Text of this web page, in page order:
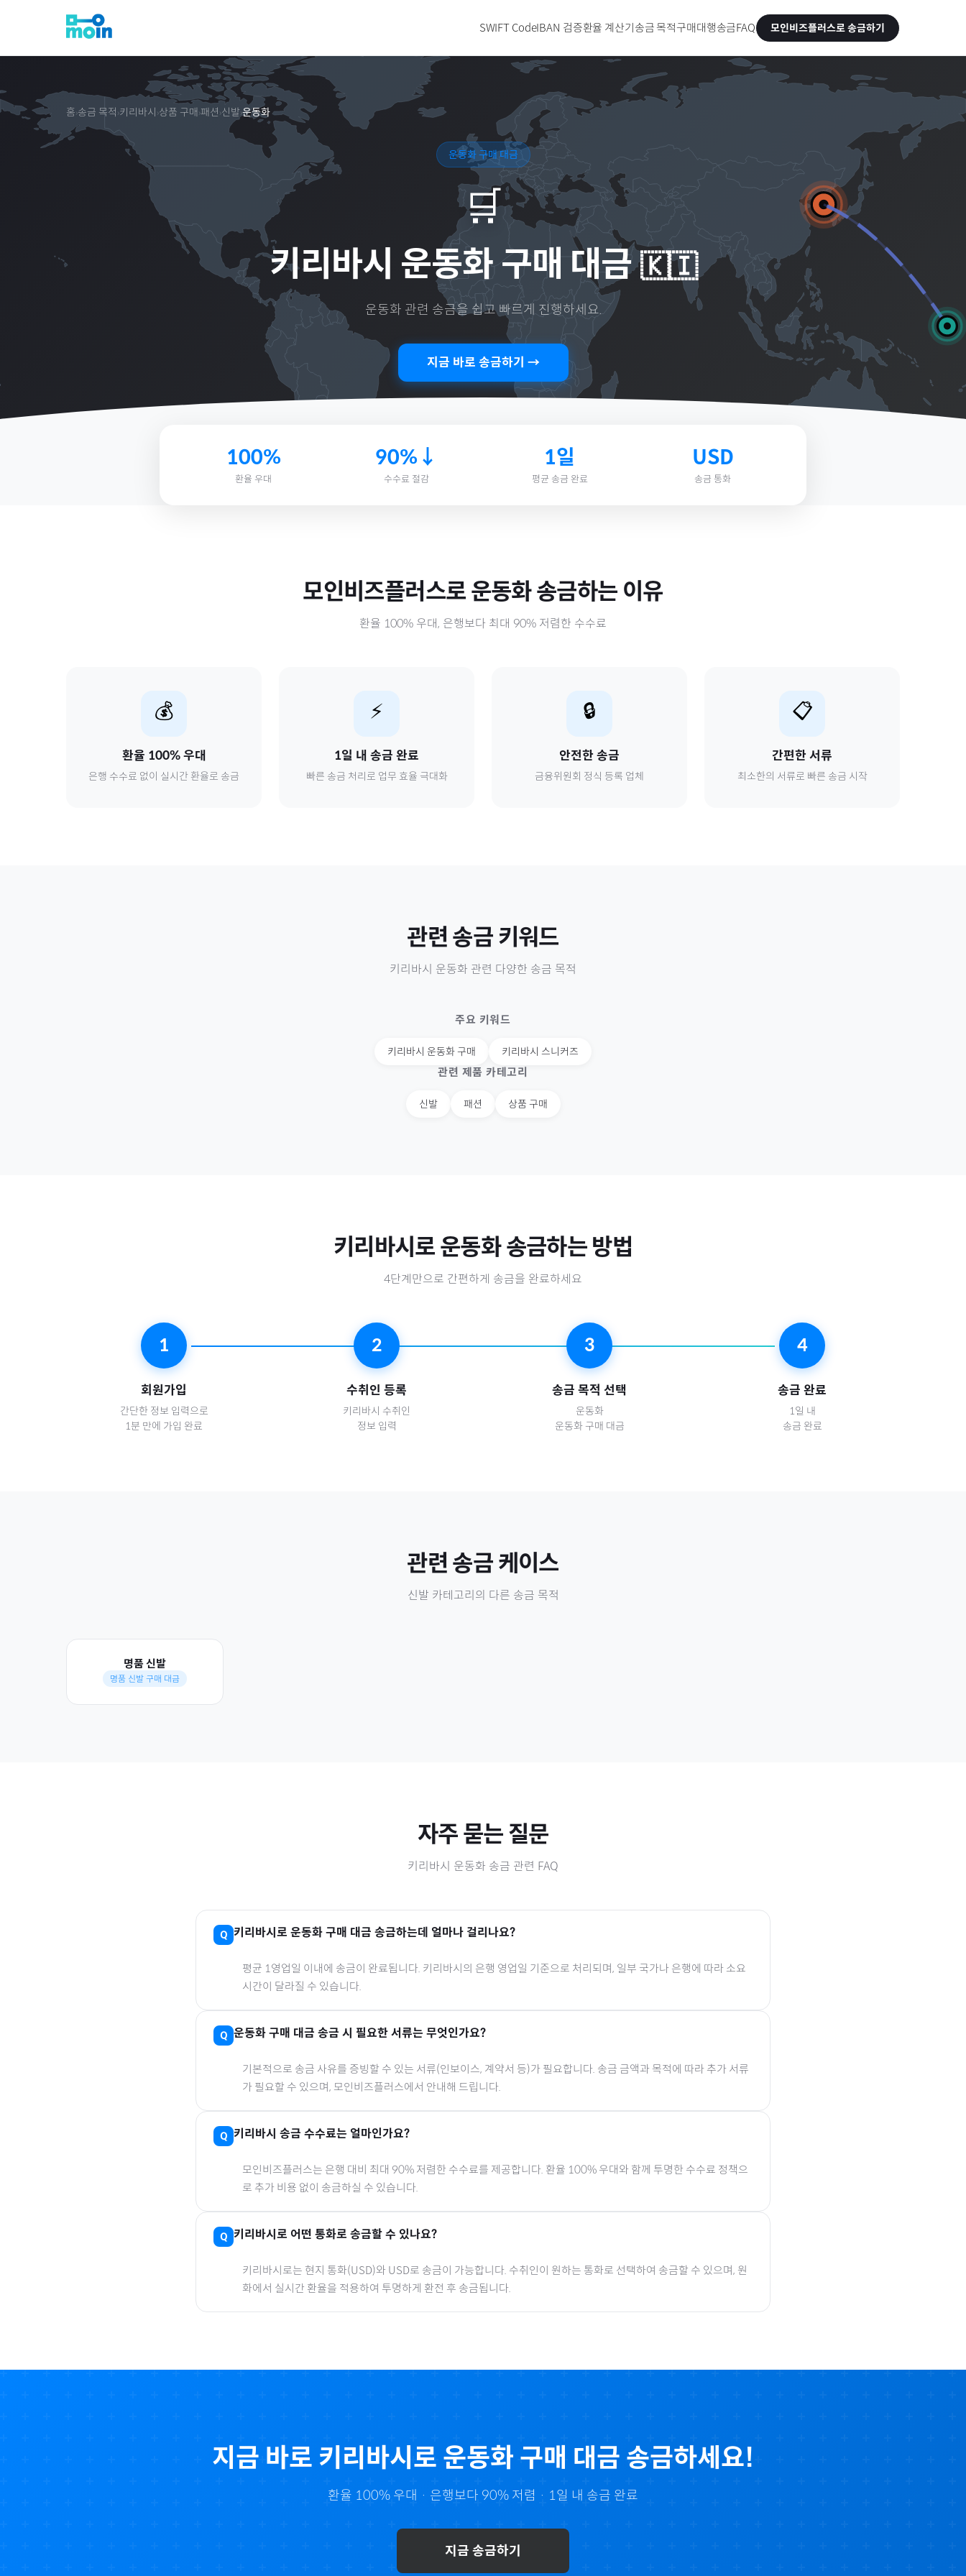
SWIFT CodeIBAN 검증환율 계산기송금 목적구매대행송금FAQ 모인비즈플러스로 송금하기
홈›송금 목적 ›키리바시 ›상품 구매 ›패션 ›신발›운동화
운동화 구매 대금
🛒
키리바시 운동화 구매 대금 🇰🇮
운동화 관련 송금을 쉽고 빠르게 진행하세요.
지금 바로 송금하기 →
100%
환율 우대
90%↓
수수료 절감
1일
평균 송금 완료
USD
송금 통화
모인비즈플러스로 운동화송금하는 이유
환율 100% 우대, 은행보다 최대 90% 저렴한 수수료
💰
환율 100% 우대
은행 수수료 없이 실시간 환율로 송금
⚡
1일 내 송금 완료
빠른 송금 처리로 업무 효율 극대화
🔒
안전한 송금
금융위원회 정식 등록 업체
📋
간편한 서류
최소한의 서류로 빠른 송금 시작
관련 송금 키워드
키리바시 운동화 관련 다양한 송금 목적
주요 키워드
키리바시 운동화 구매 키리바시 스니커즈
관련 제품 카테고리
신발 패션 상품 구매
키리바시 로 운동화송금하는 방법
4단계만으로 간편하게 송금을 완료하세요
1
회원가입
간단한 정보 입력으로
1분 만에 가입 완료
2
수취인 등록
키리바시 수취인
정보 입력
3
송금 목적 선택
운동화
운동화 구매 대금
4
송금 완료
1일 내
송금 완료
관련 송금 케이스
신발 카테고리의 다른 송금 목적
명품 신발
명품 신발 구매 대금
자주 묻는 질문
키리바시 운동화 송금 관련 FAQ
키리바시 로 운동화구매 대금 송금하는데 얼마나 걸리나요?
평균 1영업일 이내에 송금이 완료됩니다. 키리바시의 은행 영업일 기준으로 처리되며, 일부 국가나 은행에 따라 소요
시간이 달라질 수 있습니다.
운동화구매 대금 송금 시 필요한 서류는 무엇인가요?
기본적으로 송금 사유를 증빙할 수 있는 서류(인보이스, 계약서 등)가 필요합니다. 송금 금액과 목적에 따라 추가 서류
가 필요할 수 있으며, 모인비즈플러스에서 안내해 드립니다.
키리바시 송금 수수료는 얼마인가요?
모인비즈플러스는 은행 대비 최대 90% 저렴한 수수료를 제공합니다. 환율 100% 우대와 함께 투명한 수수료 정책으
로 추가 비용 없이 송금하실 수 있습니다.
키리바시 로 어떤 통화로 송금할 수 있나요?
키리바시로는 현지 통화(USD)와 USD로 송금이 가능합니다. 수취인이 원하는 통화로 선택하여 송금할 수 있으며, 원
화에서 실시간 환율을 적용하여 투명하게 환전 후 송금됩니다.
지금 바로 키리바시 로 운동화 구매 대금 송금하세요!
환율 100% 우대 · 은행보다 90% 저렴 · 1일 내 송금 완료
지금 송금하기